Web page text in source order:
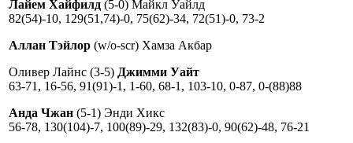
Лайем Хайфилд (5-0) Майкл Уайлд
82(54)-10, 129(51,74)-0, 75(62)-34, 72(51)-0, 73-2
Аллан Тэйлор (w/o-scr) Хамза Акбар
Оливер Лайнс (3-5) Джимми Уайт
63-71, 16-56, 91(91)-1, 1-60, 68-1, 103-10, 0-87, 0-(88)88
Анда Чжан (5-1) Энди Хикс
56-78, 130(104)-7, 100(89)-29, 132(83)-0, 90(62)-48, 76-21